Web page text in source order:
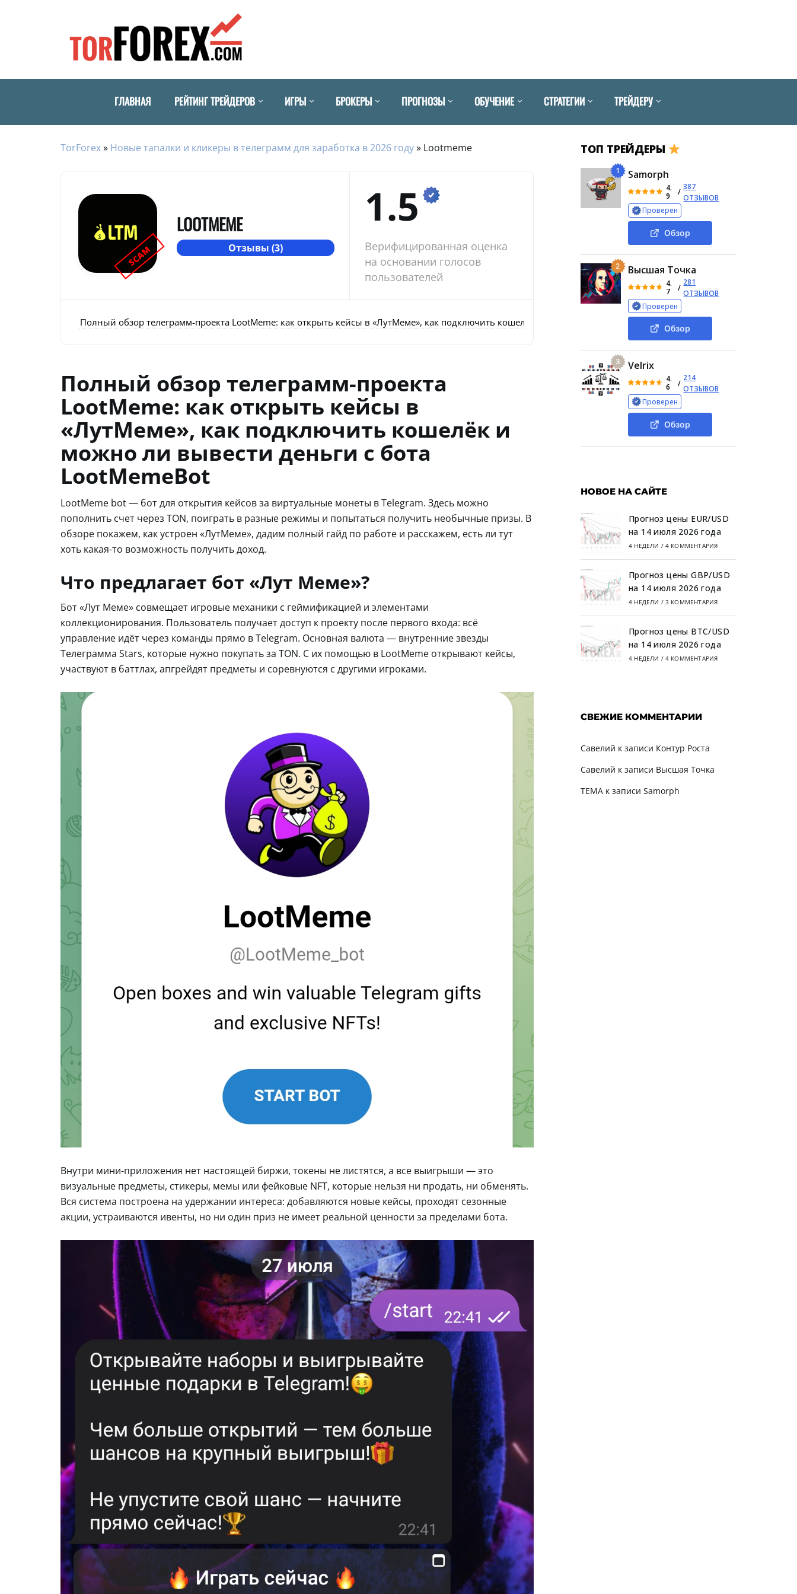
ГЛАВНАЯ РЕЙТИНГ ТРЕЙДЕРОВ ИГРЫ БРОКЕРЫ ПРОГНОЗЫ ОБУЧЕНИЕ СТРАТЕГИИ ТРЕЙДЕРУ
TorForex» Новые тапалки и кликеры в телеграмм для заработка в 2026 году» Lootmeme
SCAM
LOOTMEME
Отзывы (3)
1.5
Верифицированная оценка
на основании голосов
пользователей
Полный обзор телеграмм-проекта LootMeme: как открыть кейсы в «ЛутМеме», как подключить кошелёк и можно ли вывести деньги с бота LootMemeBot
Полный обзор телеграмм-проекта
LootMeme: как открыть кейсы в
«ЛутМеме», как подключить кошелёк и
можно ли вывести деньги с бота
LootMemeBot
LootMeme bot — бот для открытия кейсов за виртуальные монеты в Telegram. Здесь можно
пополнить счет через TON, поиграть в разные режимы и попытаться получить необычные призы. В
обзоре покажем, как устроен «ЛутМеме», дадим полный гайд по работе и расскажем, есть ли тут
хоть какая-то возможность получить доход.
Что предлагает бот «Лут Меме»?
Бот «Лут Меме» совмещает игровые механики с геймификацией и элементами
коллекционирования. Пользователь получает доступ к проекту после первого входа: всё
управление идёт через команды прямо в Telegram. Основная валюта — внутренние звезды
Телеграмма Stars, которые нужно покупать за TON. С их помощью в LootMeme открывают кейсы,
участвуют в баттлах, апгрейдят предметы и соревнуются с другими игроками.
Внутри мини-приложения нет настоящей биржи, токены не листятся, а все выигрыши — это
визуальные предметы, стикеры, мемы или фейковые NFT, которые нельзя ни продать, ни обменять.
Вся система построена на удержании интереса: добавляются новые кейсы, проходят сезонные
акции, устраиваются ивенты, но ни один приз не имеет реальной ценности за пределами бота.
ТОП ТРЕЙДЕРЫ
1 Samorph
4.
9
/
387
ОТЗЫВОВ
Проверен
Обзор
2 Высшая Точка
4.
7
/
281
ОТЗЫВОВ
Проверен
Обзор
3 Velrix
4.
6
/
214
ОТЗЫВОВ
Проверен
Обзор
НОВОЕ НА САЙТЕ
Прогноз цены EUR/USD
на 14 июля 2026 года
4 НЕДЕЛИ / 4 КОММЕНТАРИЯ
Прогноз цены GBP/USD
на 14 июля 2026 года
4 НЕДЕЛИ / 3 КОММЕНТАРИЯ
Прогноз цены BTC/USD
на 14 июля 2026 года
4 НЕДЕЛИ / 4 КОММЕНТАРИЯ
СВЕЖИЕ КОММЕНТАРИИ
Савелий к записи Контур Роста
Савелий к записи Высшая Точка
TEMAк записи Samorph